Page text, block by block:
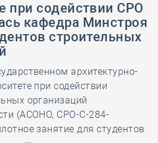
при содействии СРО
кафедра Минстроя
строительных
архитектурно-
при содействии
организаций
(АСОНО, СРО-С-284-
занятие для студентов